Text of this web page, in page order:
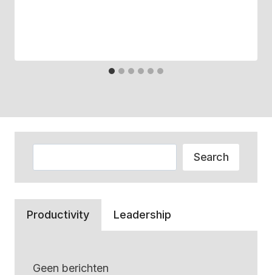
Search
Productivity Leadership
Geen berichten